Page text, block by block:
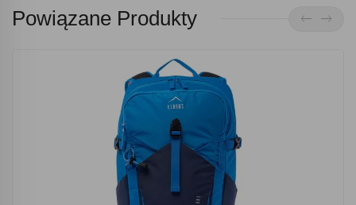
Powiązane Produkty